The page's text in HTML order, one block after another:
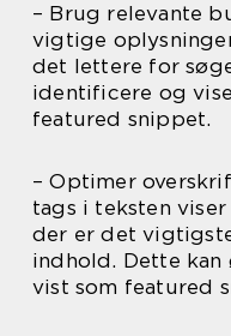
– Brug relevante
vigtige
det lettere for
identificere og
featured snippet.
– Optimer
tags i teksten
der er det
indhold. Dette kan
vist som featured